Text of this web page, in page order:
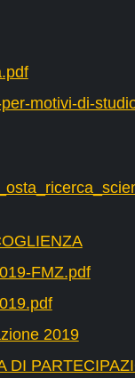
motivi-di-
FMZ.pdf
2019
DI